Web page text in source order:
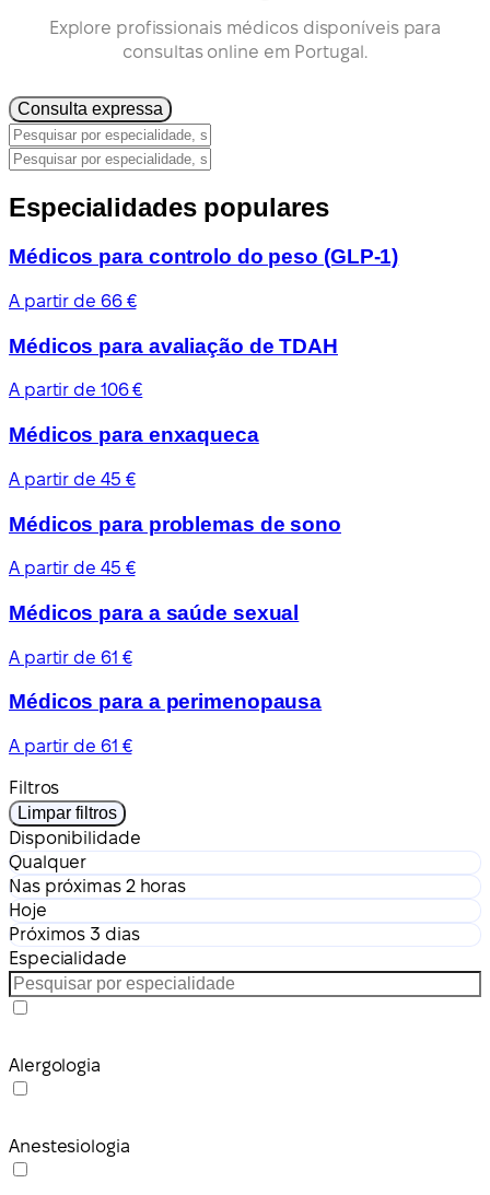
Explore profissionais médicos disponíveis para
consultas online em Portugal.
Consulta expressa
Especialidades populares
Médicos para controlo do peso (GLP-1)
A partir de 66 €
Médicos para avaliação de TDAH
A partir de 106 €
Médicos para enxaqueca
A partir de 45 €
Médicos para problemas de sono
A partir de 45 €
Médicos para a saúde sexual
A partir de 61 €
Médicos para a perimenopausa
A partir de 61 €
Filtros
Limpar filtros
Disponibilidade
Qualquer
Nas próximas 2 horas
Hoje
Próximos 3 dias
Especialidade
Alergologia
Anestesiologia